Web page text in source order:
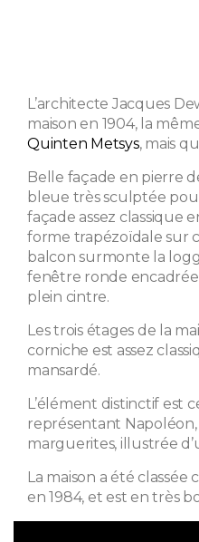
L’architecte Jacques
maison en 1904, la
Quinten Metsys, mais
Belle façade en pierre
bleue très sculptée
façade assez classique
forme trapézoïdale sur
balcon surmonte la
fenêtre ronde
plein cintre.
Les trois étages de la
corniche est assez
mansardé.
L’élément distinctif est
représentant
marguerites, illustrée
La maison a été
en 1984, et est en très